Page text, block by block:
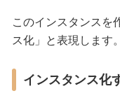
このインスタンスを
ス化」と表現します。
インスタンス化